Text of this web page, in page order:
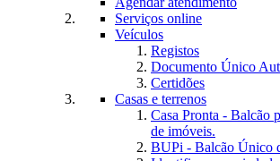
Serviços online
Veículos
Registos
Documento Único
Certidões
Casas e terrenos
Casa Pronta - Balcão
de imóveis.
BUPi - Balcão Único